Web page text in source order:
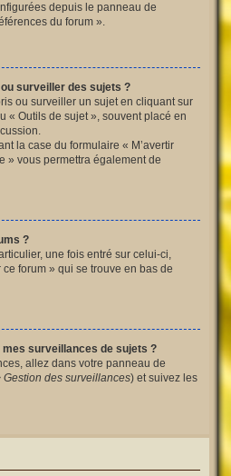
depuis le panneau de
du forum ».
surveiller des sujets ?
ou surveiller un sujet en cliquant sur
« Outils de sujet », souvent placé en
la case du formulaire « M’avertir
» vous permettra également de
?
une fois entré sur celui-ci,
forum » qui se trouve en bas de
surveillances de sujets ?
allez dans votre panneau de
Gestion des surveillances) et suivez les